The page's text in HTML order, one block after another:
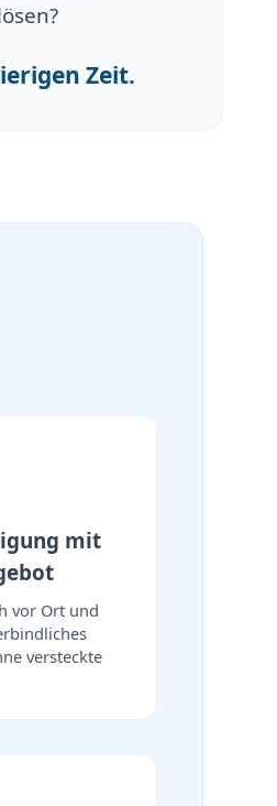
Zeit.
mit
vor Ort und
versteckte